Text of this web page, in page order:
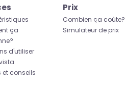
ça
d'utiliser
et conseils
Prix
Combien ça coûte?
Simulateur de prix